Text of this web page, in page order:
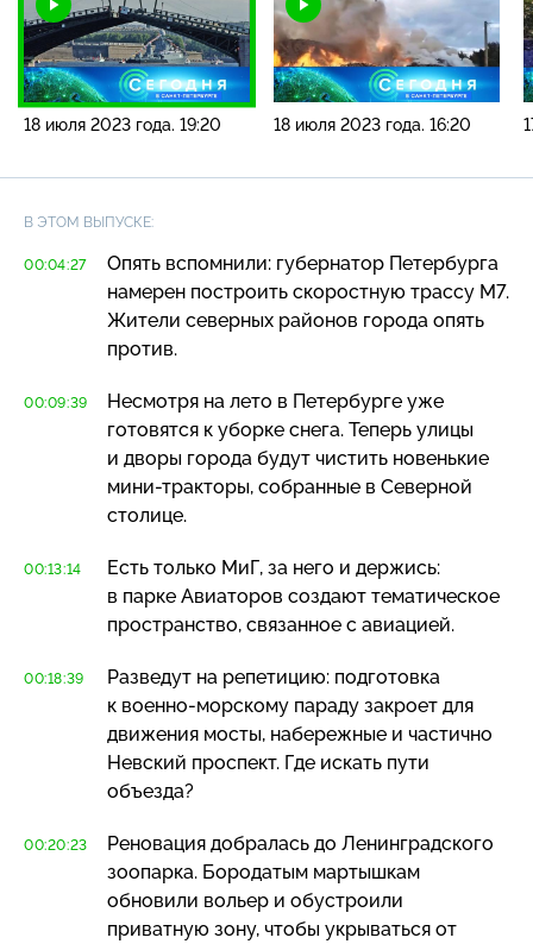
18 июля 2023 года. 19:20 18 июля 2023 года. 16:20
В ЭТОМ ВЫПУСКЕ:
00:04:27
Опять вспомнили: губернатор Петербурга
намерен построить скоростную трассу М7.
Жители северных районов города опять
против.
00:09:39
Несмотря на лето в Петербурге уже
готовятся к уборке снега. Теперь улицы
и дворы города будут чистить новенькие
мини-тракторы, собранные в Северной
столице.
00:13:14
Есть только МиГ, за него и держись:
в парке Авиаторов создают тематическое
пространство, связанное с авиацией.
00:18:39
Разведут на репетицию: подготовка
к военно-морскому параду закроет для
движения мосты, набережные и частично
Невский проспект. Где искать пути
объезда?
00:20:23
Реновация добралась до Ленинградского
зоопарка. Бородатым мартышкам
обновили вольер и обустроили
приватную зону, чтобы укрываться от